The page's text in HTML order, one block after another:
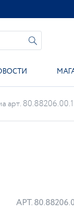
арт. 80.88206.00.1
АРТ.